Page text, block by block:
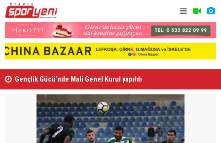
Gençlik Gücü’nde Mali Genel Kurul yapıldı